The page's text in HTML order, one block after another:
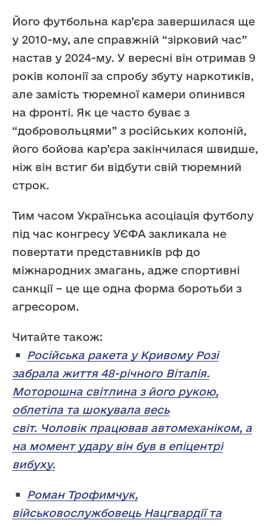
Його футбольна кар’єра завершилася ще
у 2010-му, але справжній “зірковий час”
настав у 2024-му. У вересні він отримав 9
років колонії за спробу збуту наркотиків,
але замість тюремної камери опинився
на фронті. Як це часто буває з
“добровольцями” з російських колоній,
його бойова кар’єра закінчилася швидше,
ніж він встиг би відбути свій тюремний
строк.
Тим часом Українська асоціація футболу
під час конгресу УЄФА закликала не
повертати представників рф до
міжнародних змагань, адже спортивні
санкції – це ще одна форма боротьби з
агресором.
Читайте також:
Російська ракета у Кривому Розі
забрала життя 48-річного Віталія.
Моторошна світлина з його рукою,
облетіла та шокувала весь
світ. Чоловік працював автомеханіком, а
на момент удару він був в епіцентрі
вибуху.
Роман Трофимчук,
військовослужбовець Нацгвардії та